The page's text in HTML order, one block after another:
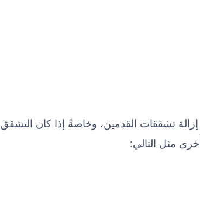
تشققات القدمين، وخاصةً إذا كان التشقق
مثل التالي: